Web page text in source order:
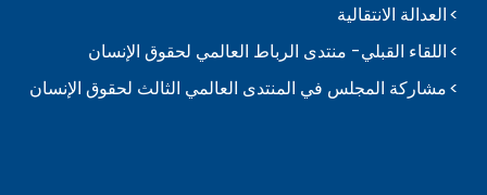
العدالة الانتقالية
اللقاء القبلي- منتدى الرباط العالمي لحقوق الإنسان
مشاركة المجلس في المنتدى العالمي الثالث لحقوق الإنسان